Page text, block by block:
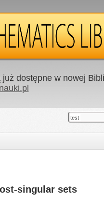
dostępne w nowej
test
singular sets